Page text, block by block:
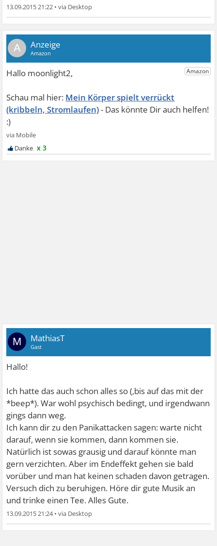
13.09.2015 21:22 •
A
Mein Körper spielt verrückt
(kribbeln, Stromlaufen)
x 3
M MathiasT
Gast
Hallo!
Ich hatte das auch schon alles so (,bis auf das mit der
*beep*). War wohl psychisch bedingt, und irgendwann
gings dann weg.
Ich kann dir zu den Panikattacken sagen: warte nicht
darauf, wenn sie kommen, dann kommen sie.
Natürlich ist sowas grausig und darauf könnte man
gern verzichten. Aber im Endeffekt gehen sie bald
vorüber und man hat keinen schaden davon getragen.
Versuch dich zu beruhigen. Höre dir gute Musik an
und trinke einen Tee. Alles Gute.
13.09.2015 21:24•